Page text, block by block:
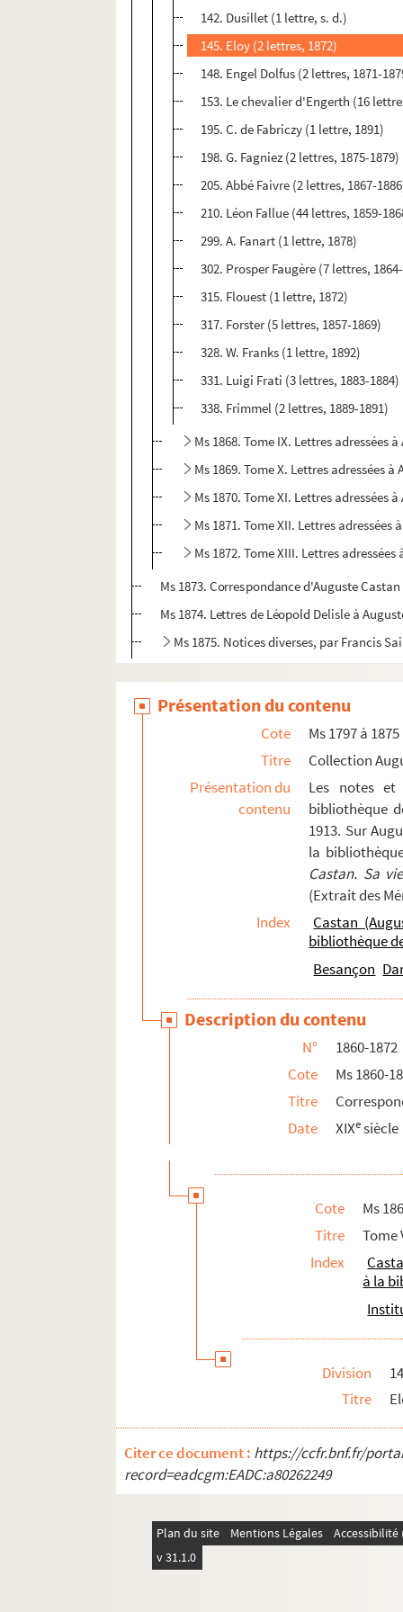
142. Dusillet (1 lettre, s. d.)
145. Eloy (2 lettres, 1872)
148. Engel Dolfus (2 lettres, 1871-
153. Le chevalier d'Engerth (16
195. C. de Fabriczy (1 lettre, 1891)
198. G. Fagniez (2 lettres, 1875-1879)
205. Abbé Faivre (2 lettres, 1867-
210. Léon Fallue (44 lettres, 1859-
299. A. Fanart (1 lettre, 1878)
302. Prosper Faugère (7 lettres,
315. Flouest (1 lettre, 1872)
317. Forster (5 lettres, 1857-1869)
328. W. Franks (1 lettre, 1892)
331. Luigi Frati (3 lettres, 1883-1884)
338. Frimmel (2 lettres, 1889-1891)
Ms 1868. Tome IX. Lettres adressées
Ms 1869. Tome X. Lettres adressées
Ms 1870. Tome XI. Lettres adressées
Ms 1871. Tome XII. Lettres adressées
Ms 1872. Tome XIII. Lettres
Ms 1873. Correspondance d'Auguste
Ms 1874. Lettres de Léopold Delisle à
Ms 1875. Notices diverses, par Francis
Présentation du contenu
Cote
Ms 1797 à 1875
Titre
Collection
Présentation du
contenu
Les notes
bibliothèque
1913. Sur
la
Castan. Sa
(Extrait des
Index
Castan
bibliothèque
Besançon
Description du contenu
N°
1860-1872
Cote
Ms 1860-
Titre
Date
XIXesiècle
Cote
Ms
Titre
Tome
Index
à la
Division
Titre
Citer ce document : https://ccfr.bnf.fr/
record=eadcgm:EADC:a80262249
Plan du site Mentions Légales
v 31.1.0